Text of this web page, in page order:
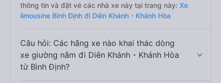
thông tin và đặt vé các nhà xe này tại trang này: Xe
limousine Bình Định đi Diên Khánh - Khánh Hòa
Câu hỏi: Các hãng xe nào khai thác dòng
xe giường nằm đi Diên Khánh - Khánh Hòa
từ Bình Định?